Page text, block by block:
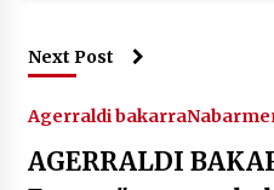
Next Post
Agerraldi bakarra
AGERRALDI